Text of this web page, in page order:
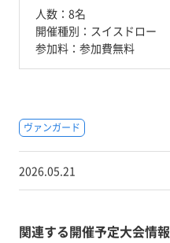
人数： 8名
開催種別： スイスドロー
参加料： 参加費無料
ヴァンガード
2026.05.21
関連する開催予定大会情報